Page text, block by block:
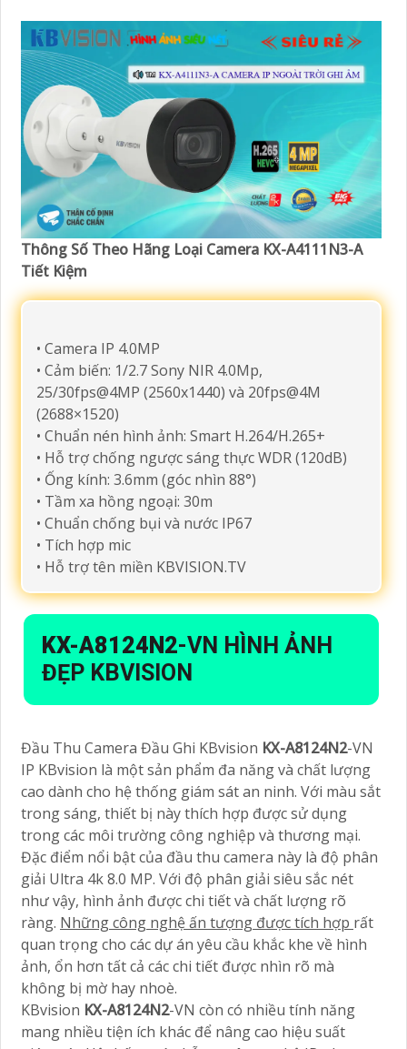
Thông Số Theo Hãng Loại Camera KX-A4111N3-A
Tiết Kiệm
• Camera IP 4.0MP
• Cảm biến: 1/2.7 Sony NIR 4.0Mp,
25/30fps@4MP (2560x1440) và 20fps@4M
(2688×1520)
• Chuẩn nén hình ảnh: Smart H.264/H.265+
• Hỗ trợ chống ngược sáng thực WDR (120dB)
• Ống kính: 3.6mm (góc nhìn 88°)
• Tầm xa hồng ngoại: 30m
• Chuẩn chống bụi và nước IP67
• Tích hợp mic
• Hỗ trợ tên miền KBVISION.TV
KX-A8124N2-VN HÌNH ẢNH
ĐẸP KBVISION
Đầu Thu Camera Đầu Ghi KBvision KX-A8124N2-VN
IP KBvision là một sản phẩm đa năng và chất lượng
cao dành cho hệ thống giám sát an ninh. Với màu sắt
trong sáng, thiết bị này thích hợp được sử dụng
trong các môi trường công nghiệp và thương mại.
Đặc điểm nổi bật của đầu thu camera này là độ phân
giải Ultra 4k 8.0 MP. Với độ phân giải siêu sắc nét
như vậy, hình ảnh được chi tiết và chất lượng rõ
ràng. Những công nghệ ấn tượng được tích hợp rất
quan trọng cho các dự án yêu cầu khắc khe về hình
ảnh, ổn hơn tất cả các chi tiết được nhìn rõ mà
không bị mờ hay nhoè.
KBvision KX-A8124N2-VN còn có nhiều tính năng
mang nhiều tiện ích khác để nâng cao hiệu suất